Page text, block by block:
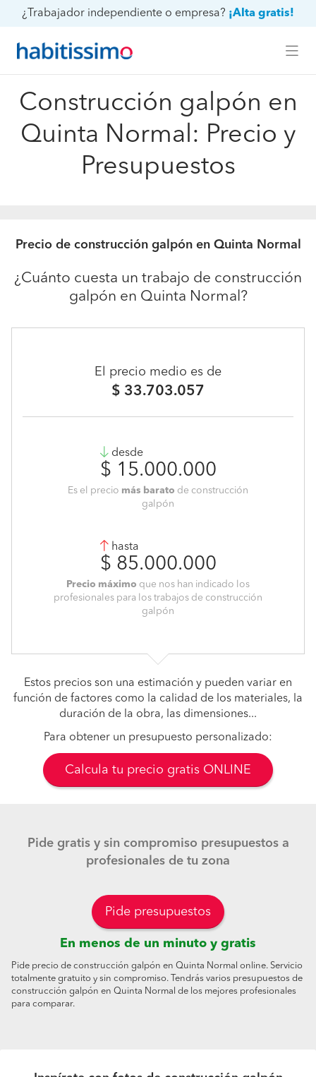
¿Trabajador independiente o empresa? ¡Alta gratis!
Construcción galpón en
Quinta Normal: Precio y
Presupuestos
Precio de construcción galpón en Quinta Normal
¿Cuánto cuesta un trabajo de construcción
galpón en Quinta Normal?
El precio medio es de
$ 33.703.057
desde
$ 15.000.000
Es el precio más barato de construcción
galpón
hasta
$ 85.000.000
Precio máximo que nos han indicado los
profesionales para los trabajos de construcción
galpón
Estos precios son una estimación y pueden variar en
función de factores como la calidad de los materiales, la
duración de la obra, las dimensiones...
Para obtener un presupuesto personalizado:
Calcula tu precio gratis ONLINE
Pide gratis y sin compromiso presupuestos a
profesionales de tu zona
Pide presupuestos
En menos de un minuto y gratis
Pide precio de construcción galpón en Quinta Normal online. Servicio
totalmente gratuito y sin compromiso. Tendrás varios presupuestos de
construcción galpón en Quinta Normal de los mejores profesionales
para comparar.